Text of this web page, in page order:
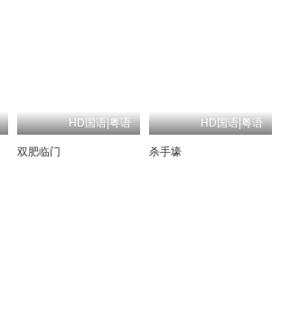
HD国语|粤语
双肥临门
HD国语|粤语
杀手壕